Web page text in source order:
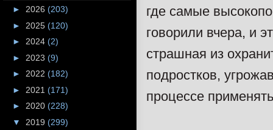
где самые
говорили вчера, и
страшная из
подростков,
процессе
► 2026 (203)
► 2025 (120)
► 2024 (2)
► 2023 (9)
► 2022 (182)
► 2021 (171)
► 2020 (228)
▼ 2019 (299)